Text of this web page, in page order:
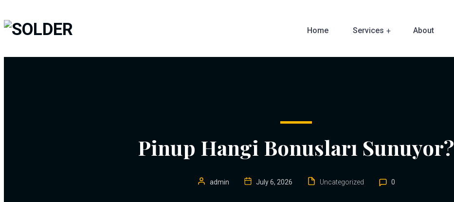
Home Services About
Pinup Hangi Bonusları Sunuyor?
admin July 6, 2026 Uncategorized 0